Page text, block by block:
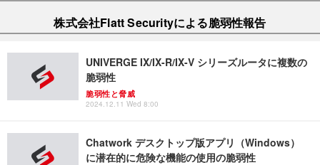
株式会社Flatt Securityによる脆弱性報告
UNIVERGE IX/IX-R/IX-V シリーズルータに複数の
脆弱性
脆弱性と脅威
2024.12.11 Wed 8:00
Chatwork デスクトップ版アプリ（Windows）
に潜在的に危険な機能の使用の脆弱性